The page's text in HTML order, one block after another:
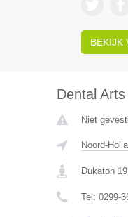
BEKIJK
Dental
Niet
Noord-
Dukaton 19
Tel: 0299-